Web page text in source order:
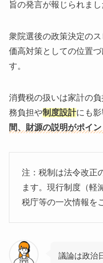
旨の発言が報じられまし
衆院選後の政策決定の
価高対策としての位置
す。
消費税の扱いは家計の
務負担や制度設計にも影
間、財源の説明がポイン
注：税制は法令改正
ます。現行制度（軽
税庁等の一次情報を
議論は政治